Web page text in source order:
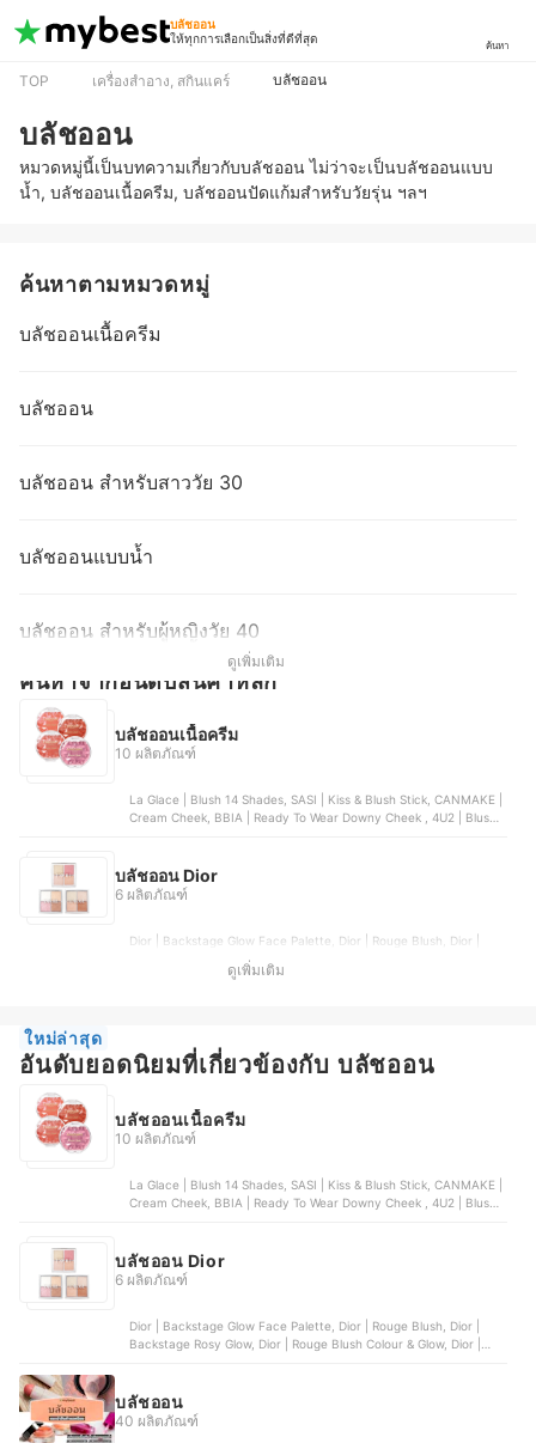
บลัชออน
ให้ทุกการเลือกเป็นสิ่งที่ดีที่สุด
ค้นหา
TOP เครื่องสำอาง, สกินแคร์ บลัชออน
บลัชออน
หมวดหมู่นี้เป็นบทความเกี่ยวกับบลัชออน ไม่ว่าจะเป็นบลัชออนแบบ
น้ำ, บลัชออนเนื้อครีม, บลัชออนปัดแก้มสำหรับวัยรุ่น ฯลฯ
ค้นหาตามหมวดหมู่
บลัชออนเนื้อครีม
บลัชออน
บลัชออน สำหรับสาววัย 30
บลัชออนแบบน้ำ
บลัชออน สำหรับผู้หญิงวัย 40
ดูเพิ่มเติม
ค้นหาจากอันดับสินค้าหลัก
บลัชออนเนื้อครีม
10 ผลิตภัณฑ์
La Glace | Blush 14 Shades, SASI | Kiss & Blush Stick, CANMAKE |
Cream Cheek, BBIA | Ready To Wear Downy Cheek , 4U2 | Blush
บลัชออน Dior
6 ผลิตภัณฑ์
Dior | Backstage Glow Face Palette, Dior | Rouge Blush, Dior |
Backstage Rosy Glow, Dior | Rouge Blush Colour & Glow, Dior |
Backstage Rosy Glow Stick
ดูเพิ่มเติม
ใหม่ล่าสุด
อันดับยอดนิยมที่เกี่ยวข้องกับ บลัชออน
บลัชออนเนื้อครีม
10 ผลิตภัณฑ์
La Glace | Blush 14 Shades, SASI | Kiss & Blush Stick, CANMAKE |
Cream Cheek, BBIA | Ready To Wear Downy Cheek , 4U2 | Blush
บลัชออน Dior
6 ผลิตภัณฑ์
Dior | Backstage Glow Face Palette, Dior | Rouge Blush, Dior |
Backstage Rosy Glow, Dior | Rouge Blush Colour & Glow, Dior |
บลัชออน
40 ผลิตภัณฑ์